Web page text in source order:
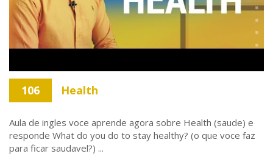
106 Health
Aula de ingles voce aprende agora sobre Health (saude) e
responde What do you do to stay healthy? (o que voce faz
para ficar saudavel?) ...